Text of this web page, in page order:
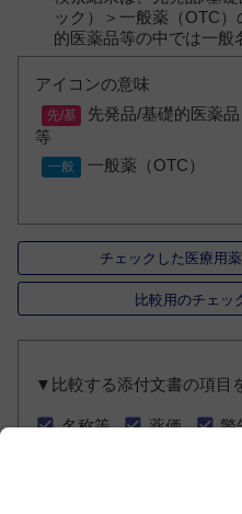
ック）＞一般薬（OTC
的医薬品等の中では一般
アイコンの意味
先発品/基礎的医薬品
等
一般薬（OTC）
チェックした医療用
比較用のチェッ
▼比較する添付文書の項目
名称等 薬価 警